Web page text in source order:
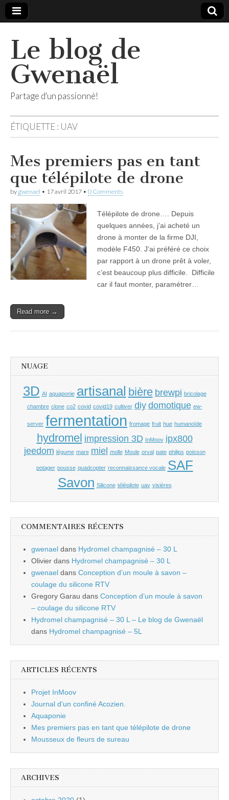
Le blog de
Gwenaël
Partage d'un passionné!
ÉTIQUETTE : UAV
Mes premiers pas en tant
que télépilote de drone
by gwenael • 17 avril 2017 • 0 Comments
Télépilote de drone…. Depuis
quelques années, j’ai acheté un
drone à monter de la firme DJI,
modèle F450. J’ai préféré ce choix
par rapport à un drone prêt à voler,
c’est beaucoup plus difficile. Difficile
car il faut monter, paramétrer…
Read more →
NUAGE
3D AI aquaponie artisanal bière brewpi bricolage
chambre clone co2 covid covid19 cultiver diy domotique ew-
server fermentation fromage fruit hue humanoïde
hydromel impression 3D InMoov ipx800
jeedom légume mare miel molle Moule orval pate philips poisson
potager pousse quadcopter reconnaissance vocale SAF
Savon Silicone télépilote uav visières
COMMENTAIRES RÉCENTS
gwenael dans Hydromel champagnisé – 30 L
Olivier dans Hydromel champagnisé – 30 L
gwenael dans Conception d’un moule à savon –
coulage du silicone RTV
Gregory Garau dans Conception d’un moule à savon
– coulage du silicone RTV
Hydromel champagnisé – 30 L – Le blog de Gwenaël
dans Hydromel champagnisé – 5L
ARTICLES RÉCENTS
Projet InMoov
Journal d’un confiné Acozien.
Aquaponie
Mes premiers pas en tant que télépilote de drone
Mousseux de fleurs de sureau
ARCHIVES